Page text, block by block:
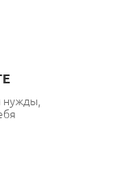
нужды,